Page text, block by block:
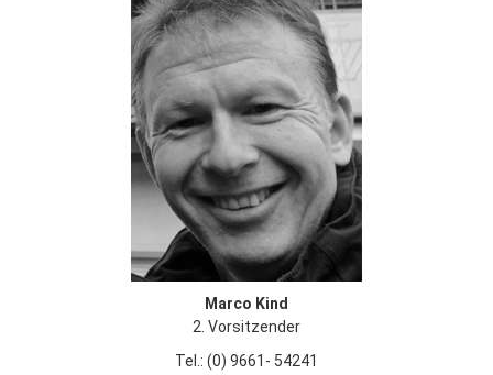
Marco Kind
2. Vorsitzender
Tel.: (0) 9661- 54241